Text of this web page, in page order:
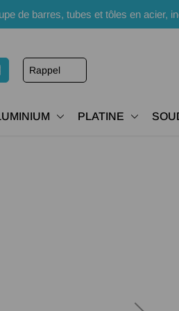
de barres, tubes et tôles en acier,
Rappel
PLATINE